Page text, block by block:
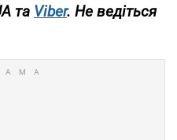
та Viber. Не ведіться